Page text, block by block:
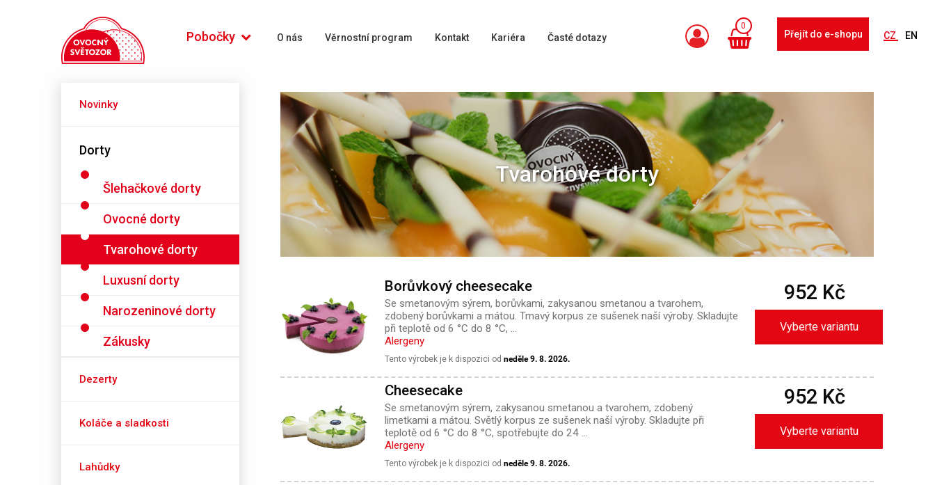
Pobočky O nás Věrnostní program Kontakt Kariéra Časté dotazy
0
Přejít do e-shopu CZ EN
OC Quadrio (Praha 1)
Novinky
Dorty
Šlehačkové dorty
Ovocné dorty
Tvarohové dorty
Luxusní dorty
Narozeninové dorty
Zákusky
Dezerty
Koláče a sladkosti
Lahůdky
Tvarohové dorty
Borůvkový cheesecake
Se smetanovým sýrem, borůvkami, zakysanou smetanou a tvarohem,
zdobený borůvkami a mátou. Tmavý korpus ze sušenek naší výroby. Skladujte
při teplotě od 6 °C do 8 °C, ...
Alergeny
Tento výrobek je k dispozici od neděle 9. 8. 2026.
952 Kč
Vyberte variantu
Cheesecake
Se smetanovým sýrem, zakysanou smetanou a tvarohem, zdobený
limetkami a mátou. Světlý korpus ze sušenek naší výroby. Skladujte při
teplotě od 6 °C do 8 °C, spotřebujte do 24 ...
Alergeny
Tento výrobek je k dispozici od neděle 9. 8. 2026.
952 Kč
Vyberte variantu